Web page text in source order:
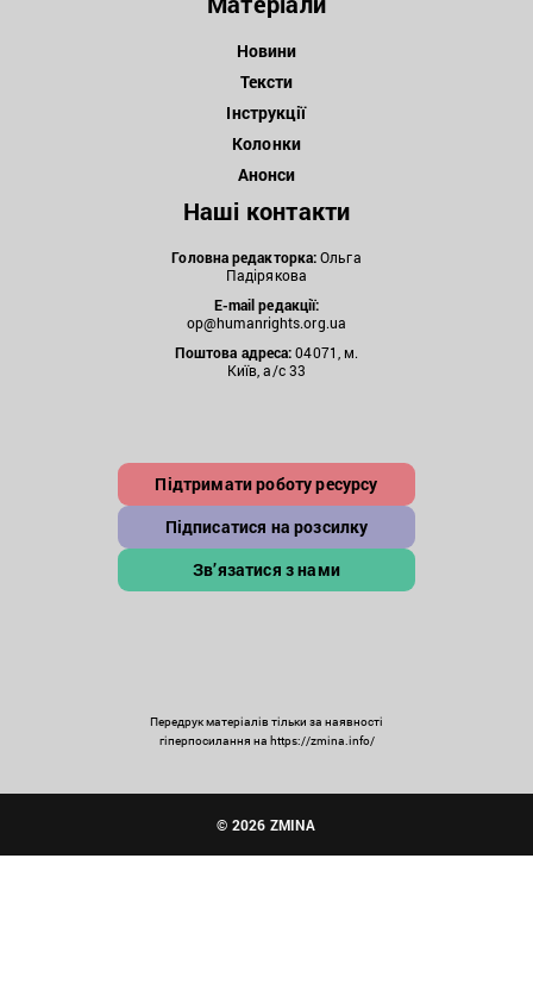
Новини
Тексти
Інструкції
Колонки
Анонси
Наші контакти
Головна редакторка:Ольга
Падірякова
E-mail редакції:
op@humanrights.org.ua
Поштова адреса:04071, м.
Київ, а/с 33
Підтримати роботу ресурсу
Підписатися на розсилку
Зв’язатися з нами
Передрук матеріалів тільки за наявності
гіперпосилання на https://zmina.info/
© 2026 ZMINA